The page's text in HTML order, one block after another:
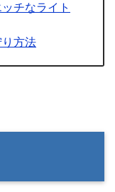
チなライト
り方法